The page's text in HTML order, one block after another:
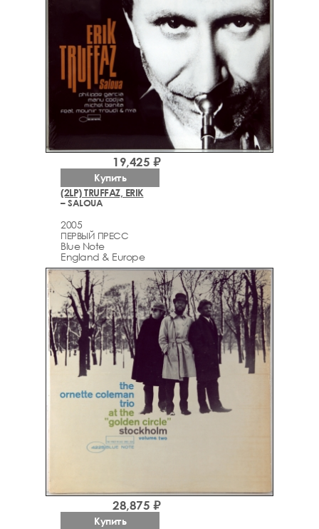
(2LP) TRUFFAZ, ERIK
– SALOUA
2005
ПЕРВЫЙ ПРЕСС
Blue Note
England & Europe
19,425 ₽
Купить
28,875 ₽
Купить